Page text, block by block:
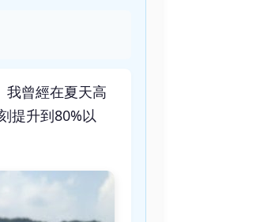
我曾經在夏天高
提升到80%以